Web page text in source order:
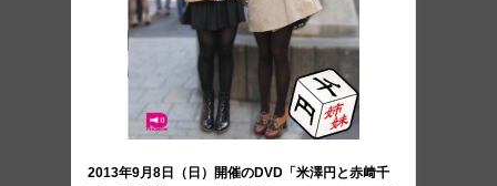
2013年9月8日（日）開催のDVD「米澤円と赤﨑千